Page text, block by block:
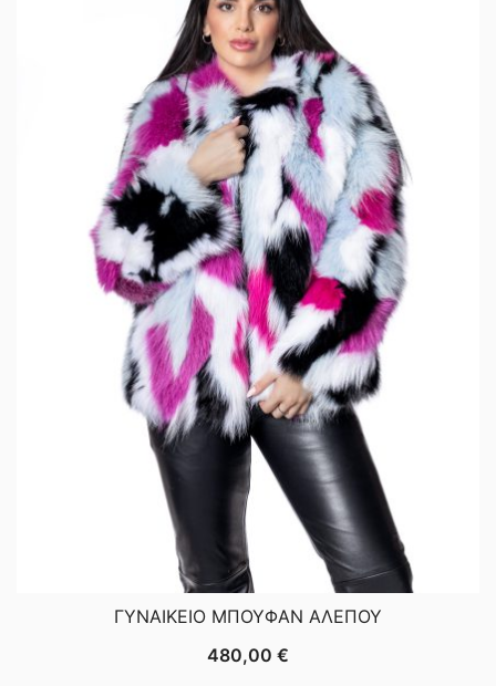
ΓΥΝΑΙΚΕΙΟ ΜΠΟΥΦΑΝ ΑΛΕΠΟΥ
480,00 €